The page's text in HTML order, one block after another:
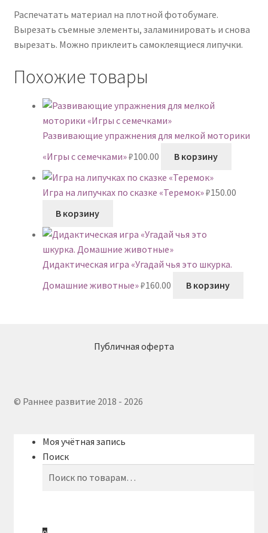
Распечатать материал на плотной фотобумаге.
Вырезать съемные элементы, заламинировать и снова
вырезать. Можно приклеить самоклеящиеся липучки.
Похожие товары
Развивающие упражнения для мелкой моторики
«Игры с семечками»₽100.00 В корзину
Игра на липучках по сказке «Теремок»₽150.00
В корзину
Дидактическая игра «Угадай чья это шкурка.
Домашние животные»₽160.00 В корзину
Публичная оферта
© Раннее развитие 2018 - 2026
Моя учётная запись
Поиск